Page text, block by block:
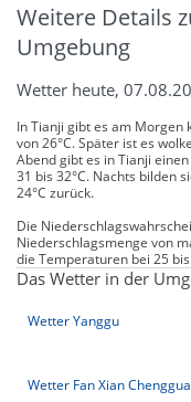
Weitere Details
Umgebung
Wetter heute,
In Tianji gibt es am Morgen
von 26°C. Später ist es
Abend gibt es in Tianji
31 bis 32°C. Nachts bilden
24°C zurück.
Die
Niederschlagsmenge von
die Temperaturen bei 25 bis
Das Wetter in der
Wetter Yanggu
Wetter Fan Xian